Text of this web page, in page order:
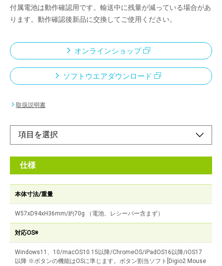
付属電池は動作確認用です。輸送中に残量が減っている場合があ
ります。動作確認後新品に交換してご使用ください。
オンラインショップ
ソフトウエアダウンロード
取扱説明書
仕様
本体寸法/重量
W57xD94xH36mm/約70g （電池、レシーバー含まず）
対応OS※
Windows11、10/macOS10.15以降/ChromeOS/iPadOS16以降/iOS17
以降 ※ボタンの機能はOSに準じます。ボタン割当ソフト[Digio2 Mouse